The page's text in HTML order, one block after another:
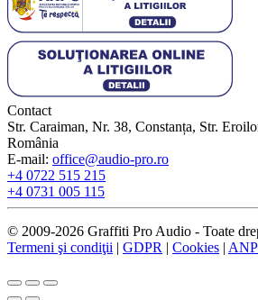
Contact
Str. Caraiman, Nr. 38, Constanța, Str.
România
E-mail: office@audio-pro.ro
+4 0722 515 215
+4 0731 005 115
© 2009-2026 Graffiti Pro Audio - Toate
Termeni şi condiţii | GDPR | Cookies |